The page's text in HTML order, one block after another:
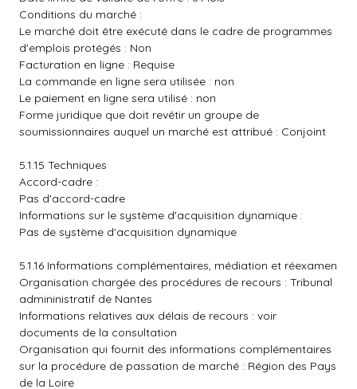
Conditions du marché :
Le marché doit être exécuté dans le cadre de programmes
d'emplois protégés : Non
Facturation en ligne : Requise
La commande en ligne sera utilisée : non
Le paiement en ligne sera utilisé : non
Forme juridique que doit revêtir un groupe de
soumissionnaires auquel un marché est attribué : Conjoint
5.1.15 Techniques
Accord-cadre :
Pas d'accord-cadre
Informations sur le système d'acquisition dynamique :
Pas de système d'acquisition dynamique
5.1.16 Informations complémentaires, médiation et réexamen
Organisation chargée des procédures de recours : Tribunal
admininistratif de Nantes
Informations relatives aux délais de recours : voir
documents de la consultation
Organisation qui fournit des informations complémentaires
sur la procédure de passation de marché : Région des Pays
de la Loire